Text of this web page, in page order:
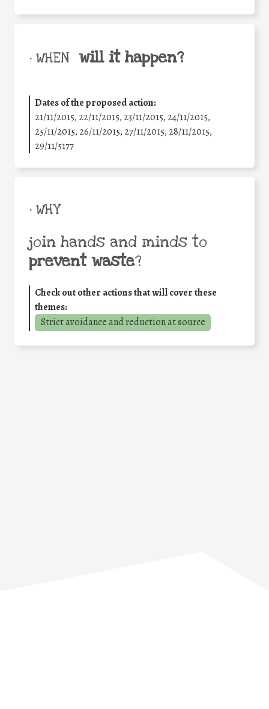
• WHEN will it happen?
Dates of the proposed action:
21/11/2015, 22/11/2015, 23/11/2015, 24/11/2015,
25/11/2015, 26/11/2015, 27/11/2015, 28/11/2015,
29/11/5177
• WHY
join hands and minds to
prevent waste?
Check out other actions that will cover these
themes:
Strict avoidance and reduction at source